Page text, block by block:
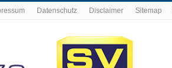
Datenschutz Disclaimer Sitemap